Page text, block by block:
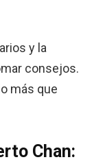
y la
consejos.
más que
Chan: